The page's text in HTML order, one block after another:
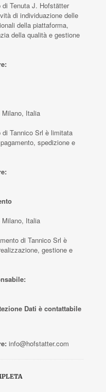
Tenuta J. Hofstätter
di individuazione delle
della piattaforma,
della qualità e gestione
Milano, Italia
Tannico Srl è limitata
spedizione e
Milano, Italia
di Tannico Srl è
gestione e
Dati è contattabile
info@hofstatter.com